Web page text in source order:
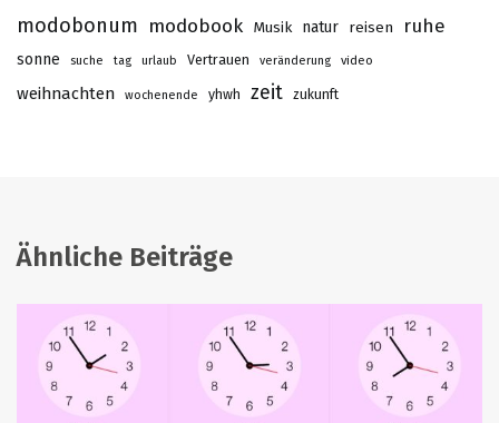
modobonum modobook Musik natur reisen ruhe
sonne suche tag urlaub Vertrauen veränderung video
weihnachten wochenende yhwh zeit zukunft
Ähnliche Beiträge